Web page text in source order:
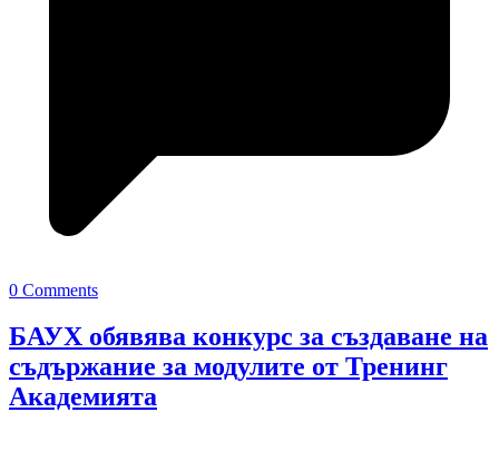
0 Comments
БАУХ обявява конкурс за създаване на
съдържание за модулите от Тренинг
Академията